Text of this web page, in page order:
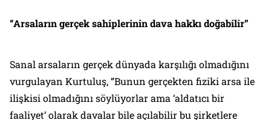
“Arsaların gerçek sahiplerinin dava hakkı doğabilir”
Sanal arsaların gerçek dünyada karşılığı olmadığını
vurgulayan Kurtuluş, “Bunun gerçekten fiziki arsa ile
ilişkisi olmadığını söylüyorlar ama ‘aldatıcı bir
faaliyet’ olarak davalar bile açılabilir bu şirketlere